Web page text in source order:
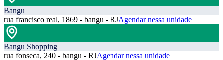
Bangu
rua francisco real, 1869 - bangu - RJAgendar nessa unidade
Bangu Shopping
rua fonseca, 240 - bangu - RJAgendar nessa unidade